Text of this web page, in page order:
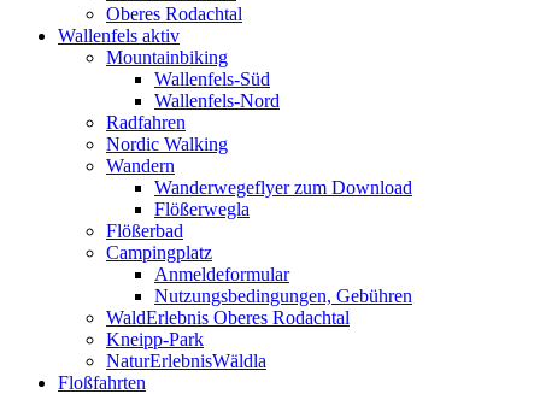
Oberes Rodachtal
Wallenfels aktiv
Mountainbiking
Wallenfels-Süd
Wallenfels-Nord
Radfahren
Nordic Walking
Wandern
Wanderwegeflyer zum Download
Flößerwegla
Flößerbad
Campingplatz
Anmeldeformular
Nutzungsbedingungen, Gebühren
WaldErlebnis Oberes Rodachtal
Kneipp-Park
NaturErlebnisWäldla
Floßfahrten